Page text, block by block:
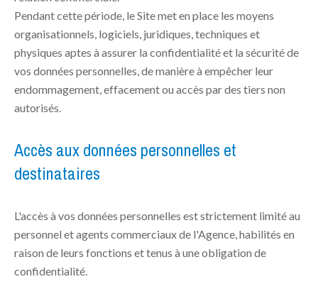
Pendant cette période, le Site met en place les moyens
organisationnels, logiciels, juridiques, techniques et
physiques aptes à assurer la confidentialité et la sécurité de
vos données personnelles, de manière à empêcher leur
endommagement, effacement ou accès par des tiers non
autorisés.
Accès aux données personnelles et
destinataires
L'accès à vos données personnelles est strictement limité au
personnel et agents commerciaux de l'Agence, habilités en
raison de leurs fonctions et tenus à une obligation de
confidentialité.